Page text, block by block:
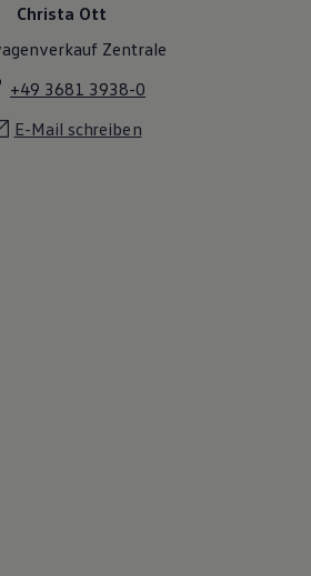
Christa Ott
Zentrale
+49 3681 3938-0
E-Mail schreiben